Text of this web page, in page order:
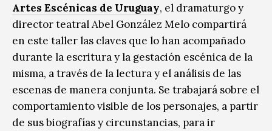
Artes Escénicas de Uruguay, el dramaturgo y
director teatral Abel González Melo compartirá
en este taller las claves que lo han acompañado
durante la escritura y la gestación escénica de la
misma, a través de la lectura y el análisis de las
escenas de manera conjunta. Se trabajará sobre el
comportamiento visible de los personajes, a partir
de sus biografías y circunstancias, para ir